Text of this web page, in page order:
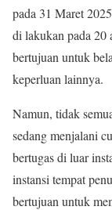
pada 31 Maret
di lakukan pada 20
bertujuan untuk
keperluan lainnya.
Namun, tidak
sedang menjalani
bertugas di luar
instansi tempat
bertujuan untuk